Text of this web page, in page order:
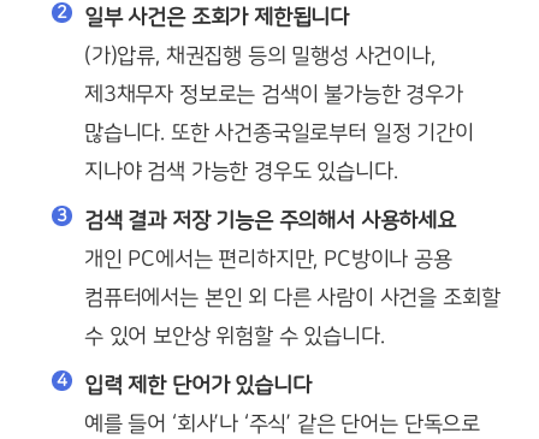
일부 사건은 조회가 제한됩니다
(가)압류, 채권집행 등의 밀행성 사건이나,
제3채무자 정보로는 검색이 불가능한 경우가
많습니다. 또한 사건종국일로부터 일정 기간이
지나야 검색 가능한 경우도 있습니다.
검색 결과 저장 기능은 주의해서 사용하세요
개인 PC에서는 편리하지만, PC방이나 공용
컴퓨터에서는 본인 외 다른 사람이 사건을 조회할
수 있어 보안상 위험할 수 있습니다.
입력 제한 단어가 있습니다
예를 들어 ‘회사’나 ‘주식’ 같은 단어는 단독으로